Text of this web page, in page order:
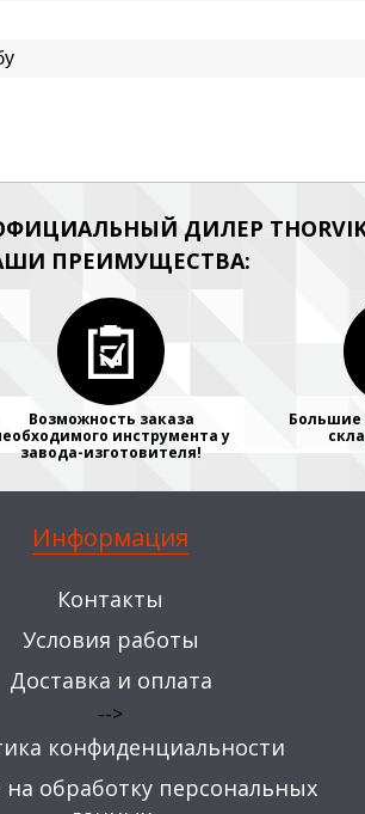
ДИЛЕР
ПРЕИМУЩЕСТВА:
Возможность заказа
инструмента у
завода-изготовителя!
Большие
Информация
Контакты
Условия работы
Доставка и оплата
-->
конфиденциальности
на обработку персональных